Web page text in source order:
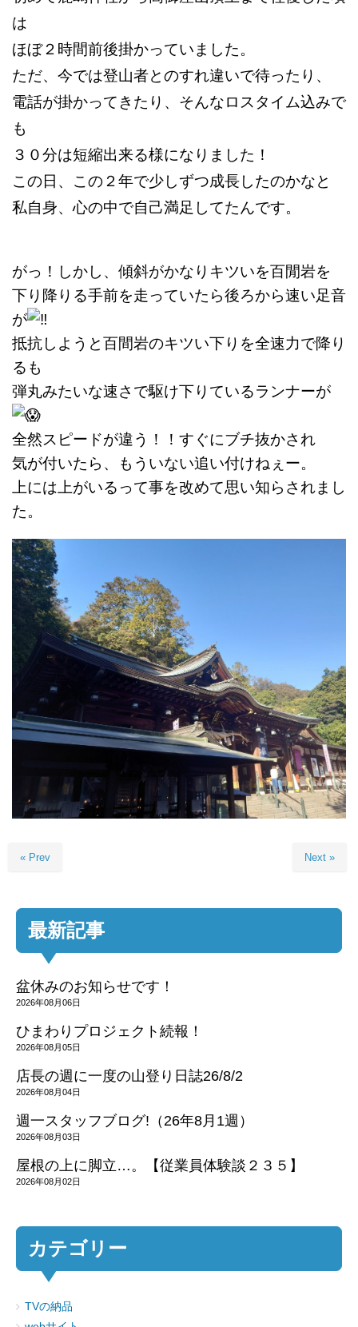
は
ほぼ２時間前後掛かっていました。
ただ、今では登山者とのすれ違いで待ったり、
電話が掛かってきたり、そんなロスタイム込みで
も
３０分は短縮出来る様になりました！
この日、この２ 年で少しずつ成長したのかなと
私自身、心の中で自己満足してたんです。
がっ！しかし、傾斜がかなりキツいを百閒岩を
下り降りる手前を走っていたら後ろから速い足音
が
抵抗しようと百間岩のキツい下りを全速力で降り
るも
弾丸みたいな速さで駆け下りているランナーが
全然スピードが違う！！すぐにブチ抜かされ
気が付いたら、もういない追い付けねぇー。
上には上がいるって事を改めて思い知らされまし
た。
« Prev Next »
最新記事
盆休みのお知らせです！
2026年08月06日
ひまわりプロジェクト続報！
2026年08月05日
店長の週に一度の山登り日誌26/8/2
2026年08月04日
週一スタッフブログ!（26年8月1週）
2026年08月03日
屋根の上に脚立…。【従業員体験談２３５】
2026年08月02日
カテゴリー
TVの納品